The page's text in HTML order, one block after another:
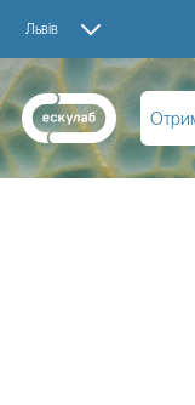
Львів